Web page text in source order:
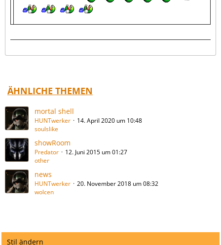
ÄHNLICHE THEMEN
mortal shell
HUNTwerker
14. April 2020 um 10:48
soulslike
showRoom
Predator
12. Juni 2015 um 01:27
other
news
HUNTwerker
20. November 2018 um 08:32
wolcen
Stil ändern